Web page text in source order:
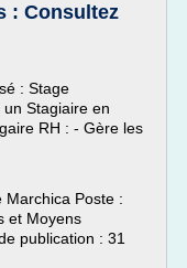
: Consultez
: Stage
Stagiaire en
RH : - Gère les
Marchica Poste :
et Moyens
publication : 31